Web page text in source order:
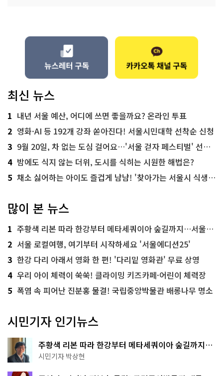
최신 뉴스
1 내년 서울 예산, 어디에 쓰면 좋을까요? 온라인 투표
2 영화·AI 등 192개 강좌 쏟아진다! 서울시민대학 선착순 신청
3 9월 20일, 차 없는 도심 걸어요…'서울 걷자 페스티벌' 선착순 5천명
4 밤에도 식지 않는 더위, 도시를 식히는 시원한 해법은?
5 채소 싫어하는 아이도 즐겁게 냠냠! '찾아가는 서울시 식생활 교육' 현장
많이 본 뉴스
1 주황색 리본 따라 한강부터 메타세쿼이아 숲길까지…서울둘레길 15코스
2 서울 로컬여행, 여기부터 시작하세요 '서울에디션25'
3 한강 다리 아래서 영화 한 편! '다리밑 영화관' 무료 상영
4 우리 아이 체력이 쑥쑥! 클라이밍 키즈카페·어린이 체력장
5 폭염 속 피어난 진분홍 물결! 국립중앙박물관 배롱나무 명소
시민기자 인기뉴스
주황색 리본 따라 한강부터 메타세쿼이아 숲길까지…
서울둘레길 15코스
시민기자 박상현